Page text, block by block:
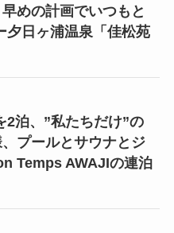
めの計画でいつもと
夕日ヶ浦温泉「佳松苑
2泊、”私たちだけ”の
プールとサウナとジ
Temps AWAJIの連泊